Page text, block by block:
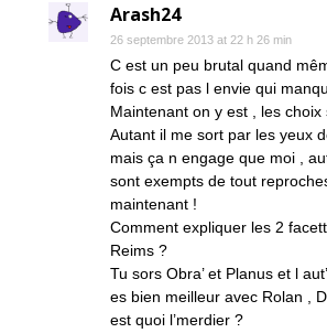
Arash24
26 septembre 2013 at 22 h 26 min
C est un peu brutal quand
fois c est pas l envie qui
Maintenant on y est , les
Autant il me sort par les yeux
mais ça n engage que moi ,
sont exempts de tout
maintenant !
Comment expliquer les 2
Reims ?
Tu sors Obra’ et Planus et l
es bien meilleur avec Rolan ,
est quoi l’merdier ?